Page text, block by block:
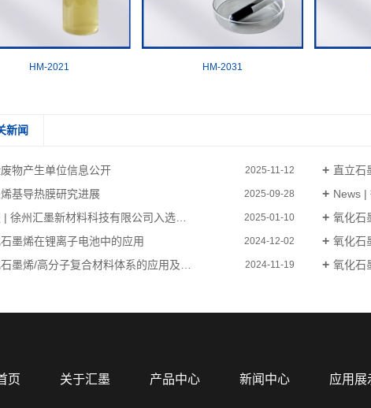
HM-2021 HM-2031
新闻
物产生单位信息公开 2025-11-12 直立石
基导热膜研究进展 2025-09-28 News |
| 徐州汇墨新材料科技有限公司入选… 2025-01-10 氧化石
墨烯在锂离子电池中的应用 2024-12-02 氧化石
墨烯/高分子复合材料体系的应用及… 2024-11-19 氧化石
页 关于汇墨 产品中心 新闻中心 应用展